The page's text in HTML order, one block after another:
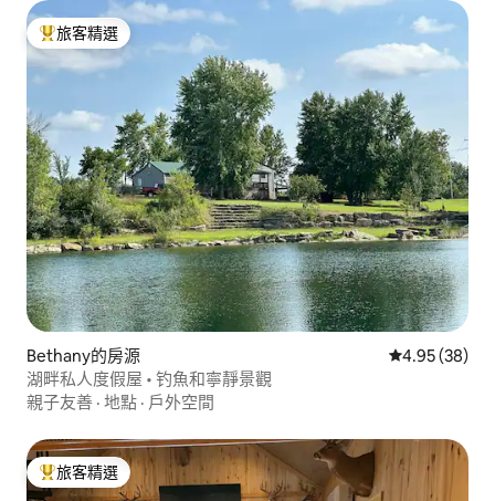
旅客精選榜首
旅客精選
Bethany的房源 從 38 則評價
4.95 (38)
湖畔私人度假屋 • 钓魚和寧靜景觀
親子友善 · 地點 · 戶外空間
旅客精選榜首
旅客精選